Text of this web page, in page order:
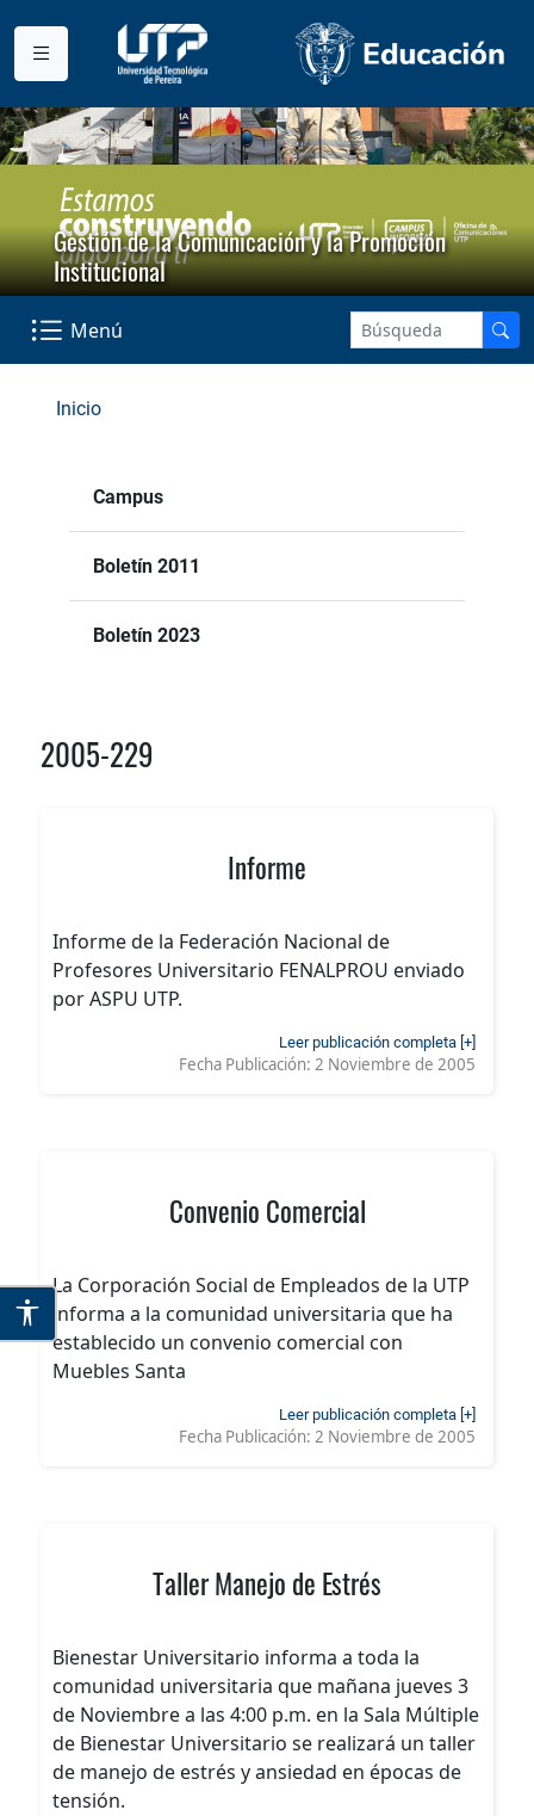
Gestión de la Comunicación y la Promoción
Institucional
Menú
Inicio
Campus
Boletín 2011
Boletín 2023
2005-229
Informe
Informe de la Federación Nacional de
Profesores Universitario FENALPROU enviado
por ASPU UTP.
Leer publicación completa [+]
Fecha Publicación: 2 Noviembre de 2005
Convenio Comercial
La Corporación Social de Empleados de la UTP
informa a la comunidad universitaria que ha
establecido un convenio comercial con
Muebles Santa
Leer publicación completa [+]
Fecha Publicación: 2 Noviembre de 2005
Taller Manejo de Estrés
Bienestar Universitario informa a toda la
comunidad universitaria que mañana jueves 3
de Noviembre a las 4:00 p.m. en la Sala Múltiple
de Bienestar Universitario se realizará un taller
de manejo de estrés y ansiedad en épocas de
tensión.